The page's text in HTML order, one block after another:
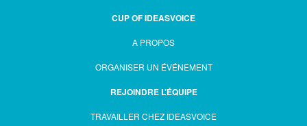
CUP OF IDEASVOICE
A PROPOS
ORGANISER UN ÉVÉNEMENT
REJOINDRE L’ÉQUIPE
TRAVAILLER CHEZ IDEASVOICE